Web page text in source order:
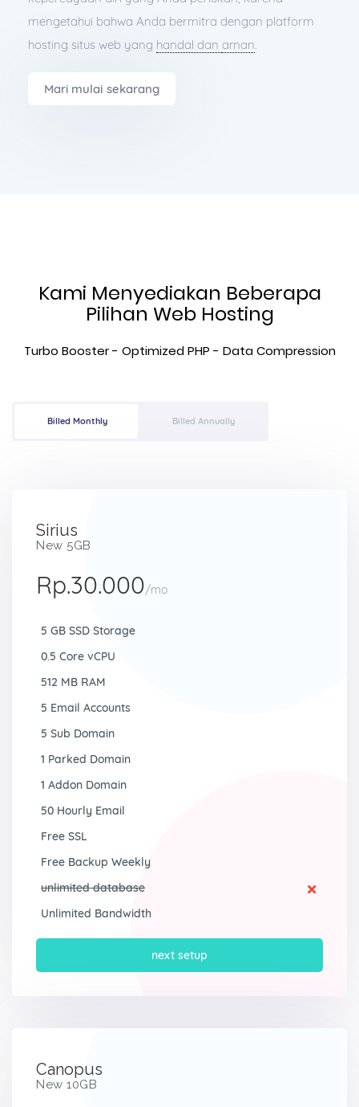
mengetahui bahwa Anda bermitra dengan platform
hosting situs web yang handal dan aman
Mari mulai sekarang
Kami Menyediakan Beberapa
Pilihan Web Hosting
Turbo Booster - Optimized PHP - Data Compression
Billed Monthly Billed Annually
Sirius
New 5GB
Rp.30.000/mo
5 GB SSD Storage
0.5 Core vCPU
512 MB RAM
5 Email Accounts
5 Sub Domain
1 Parked Domain
1 Addon Domain
50 Hourly Email
Free SSL
Free Backup Weekly
unlimited database
Unlimited Bandwidth
next setup
Canopus
New 10GB